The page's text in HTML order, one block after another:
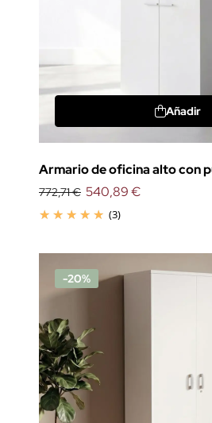
Añadir
Armario de oficina alto con
772,71 €
(3)
540,89 €
-20%